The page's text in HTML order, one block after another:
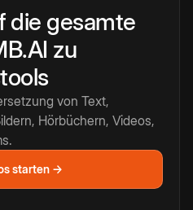
die gesamte
zu
von Text,
Hörbüchern, Videos,
starten →